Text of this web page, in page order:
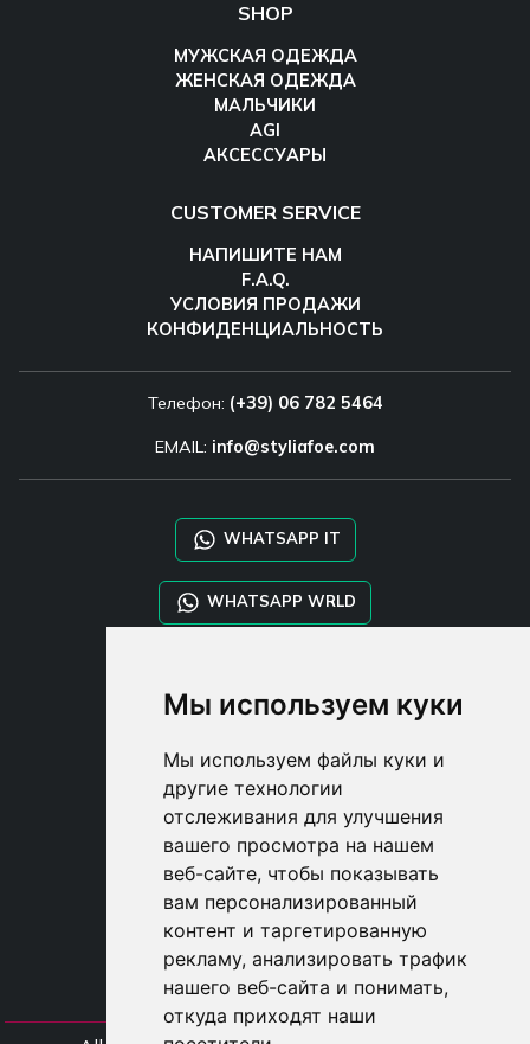
Мы используем куки
Мы используем файлы куки и
другие технологии
отслеживания для улучшения
вашего просмотра на нашем
веб-сайте, чтобы показывать
вам персонализированный
контент и таргетированную
рекламу, анализировать трафик
нашего веб-сайта и понимать,
откуда приходят наши
SHOP
МУЖСКАЯ ОДЕЖДА
ЖЕНСКАЯ ОДЕЖДА
МАЛЬЧИКИ
AGI
АКСЕССУАРЫ
CUSTOMER SERVICE
НАПИШИТЕ НАМ
F.A.Q.
УСЛОВИЯ ПРОДАЖИ
КОНФИДЕНЦИАЛЬНОСТЬ
Телефон: (+39) 06 782 5464
EMAIL: info@styliafoe.com
WHATSAPP IT
WHATSAPP WRLD
SHOP B2B
DROPSHIPPING
USER
SUBSCRIBE
ВОЙДИТЕ